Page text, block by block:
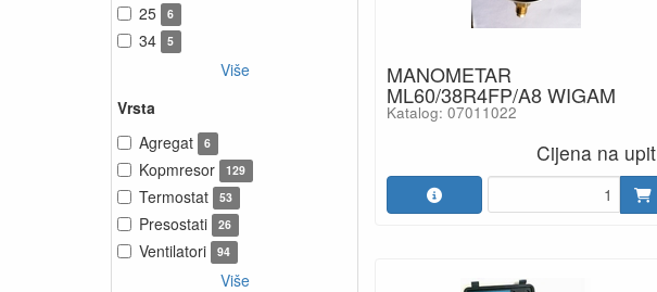
25 6
34 5
Više
Vrsta
Agregat
6
Kopmresor 129
Termostat 53
Presostati 26
Ventilatori 94
Više
MANOMETAR
ML60/38R4FP/A8 WIGAM
Katalog: 07011022
Cijena na upit